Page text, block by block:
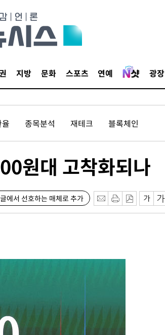
지방 문화 스포츠 연예 광장
종목분석 재테크 블록체인
원대 고착화되나
에서 선호하는 매체로 추가